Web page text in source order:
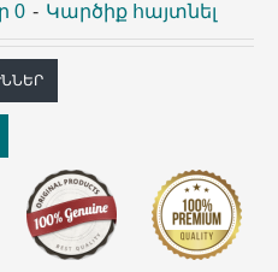
0 - Կարծիք հայտնել